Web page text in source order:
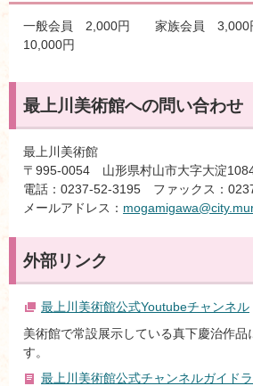
一般会員 2,000円 家族会員
10,000円
最上川美術館への問い合わせ
最上川美術館
〒995-0054 山形県村山市大字大淀
電話：0237-52-3195 ファックス：
メールアドレス：
外部リンク
最上川美術館公式Youtubeチャンネル
美術館で常設展示している真下慶治作
す。
最上川美術館公式チャンネルガイド